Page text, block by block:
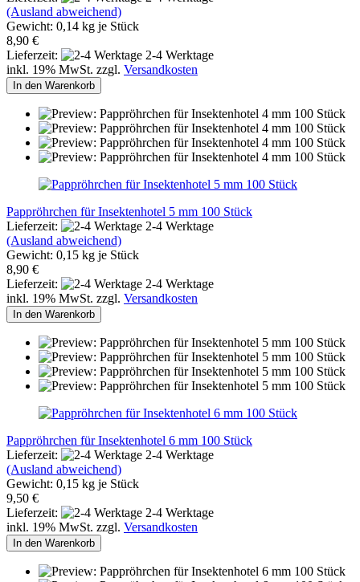
(Ausland abweichend)
Gewicht: 0,14 kg je Stück
8,90 €
Lieferzeit:
2-4 Werktage
inkl. 19% MwSt. zzgl. Versandkosten
In den Warenkorb
Pappröhrchen für Insektenhotel 5 mm 100 Stück
Lieferzeit:
2-4 Werktage
(Ausland abweichend)
Gewicht: 0,15 kg je Stück
8,90 €
Lieferzeit:
2-4 Werktage
inkl. 19% MwSt. zzgl. Versandkosten
In den Warenkorb
Pappröhrchen für Insektenhotel 6 mm 100 Stück
Lieferzeit:
2-4 Werktage
(Ausland abweichend)
Gewicht: 0,15 kg je Stück
9,50 €
Lieferzeit:
2-4 Werktage
inkl. 19% MwSt. zzgl. Versandkosten
In den Warenkorb